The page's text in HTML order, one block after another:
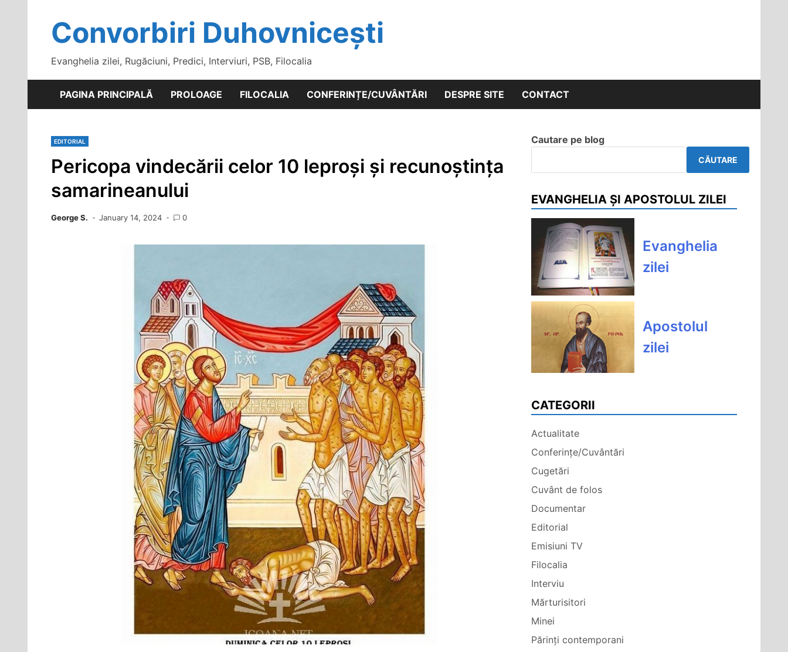
contentConvorbiri Duhovnicești
Evanghelia zilei, Rugăciuni, Predici, Interviuri, PSB, Filocalia
PAGINA PRINCIPALĂ PROLOAGE FILOCALIA CONFERINȚE/CUVÂNTĂRI DESPRE SITE CONTACT
EDITORIAL
Pericopa vindecării celor 10 leproși și recunoștința
samarineanului
George S. January 14, 2024 0
Cautare pe blog
CĂUTARE
EVANGHELIA ȘI APOSTOLUL ZILEI
Evanghelia
zilei
Apostolul
zilei
CATEGORII
Actualitate
Conferințe/Cuvântări
Cugetări
Cuvânt de folos
Documentar
Editorial
Emisiuni TV
Filocalia
Interviu
Mărturisitori
Minei
Părinți contemporani